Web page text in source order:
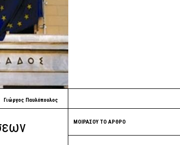
Γιώργος Παυλόπουλος
ΜΟΙΡΑΣΟΥ ΤΟ ΑΡΘΡΟ